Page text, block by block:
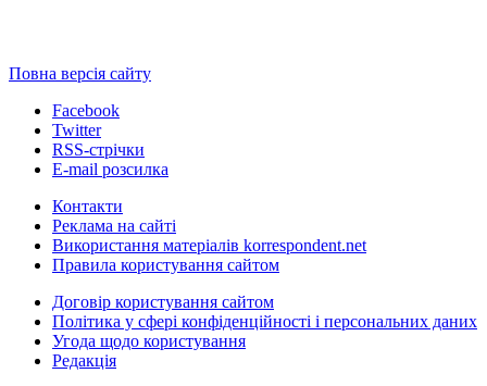
Повна версія сайту
Facebook
Twitter
RSS-стрічки
E-mail розсилка
Контакти
Реклама на сайті
Використання матеріалів korrespondent.net
Правила користування сайтом
Договір користування сайтом
Політика у сфері конфіденційності і персональних даних
Угода щодо користування
Редакція